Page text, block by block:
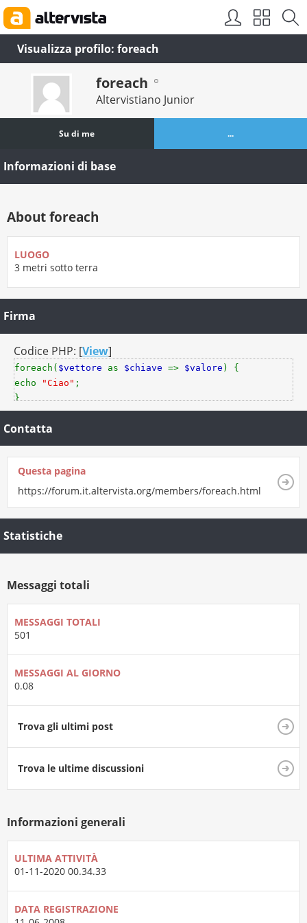
Visualizza profilo: foreach
foreach
Altervistiano Junior
Su di me ...
Informazioni di base
About foreach
LUOGO
3 metri sotto terra
Firma
Codice PHP: [View]
foreach( $vettore as $chiave => $valore ) {
echo
"Ciao" ;
}
Contatta
Questa pagina
https://forum.it.altervista.org/members/foreach.html
Statistiche
Messaggi totali
MESSAGGI TOTALI
501
MESSAGGI AL GIORNO
0.08
Trova gli ultimi post
Trova le ultime discussioni
Informazioni generali
ULTIMA ATTIVITÀ
01-11-2020 00.34.33
DATA REGISTRAZIONE